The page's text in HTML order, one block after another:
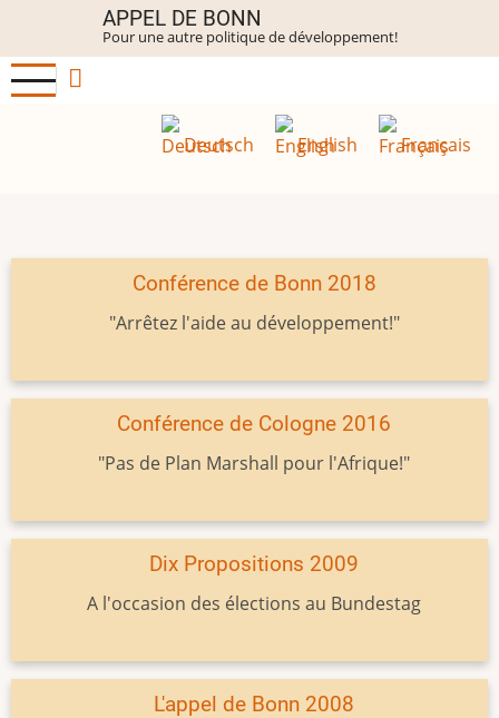
contenu
principal
APPEL DE BONN
Pour une autre politique de développement!
Deutsch English Français
Conférence de Bonn 2018
"Arrêtez l'aide au développement!"
Conférence de Cologne 2016
"Pas de Plan Marshall pour l'Afrique!"
Dix Propositions 2009
A l'occasion des élections au Bundestag
L'appel de Bonn 2008